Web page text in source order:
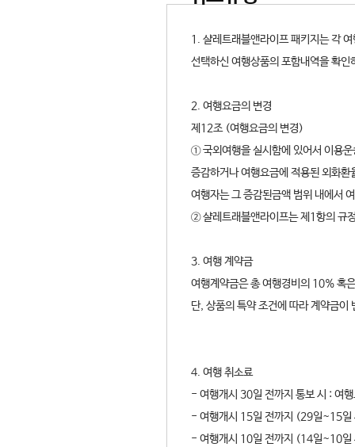
1. 샬레트래블앤라이프 패키지는 각
선택하신 여행상품의 포함내역을 확인
2. 여행요금의 변경
제12조 (여행요금의 변경)
① 국외여행을 실시함에 있어서 이용
증감하거나 여행요금에 적용된 외화
여행자는 그 증감된금액 범위 내에서
② 샬레트래블앤라이프는 제1항의 규
3. 여행 계약금
여행계약금은 총 여행경비의 10% 혹
단, 상품의 특약 조건에 따라 계약금이
4. 여행 취소료
- 여행개시 30일 전까지 통보 시 : 여
- 여행개시 15일 전까지 (29일~15일
- 여행개시 10일 전까지 (14일~10일